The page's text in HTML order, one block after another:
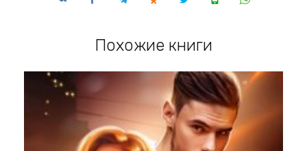
Похожие книги